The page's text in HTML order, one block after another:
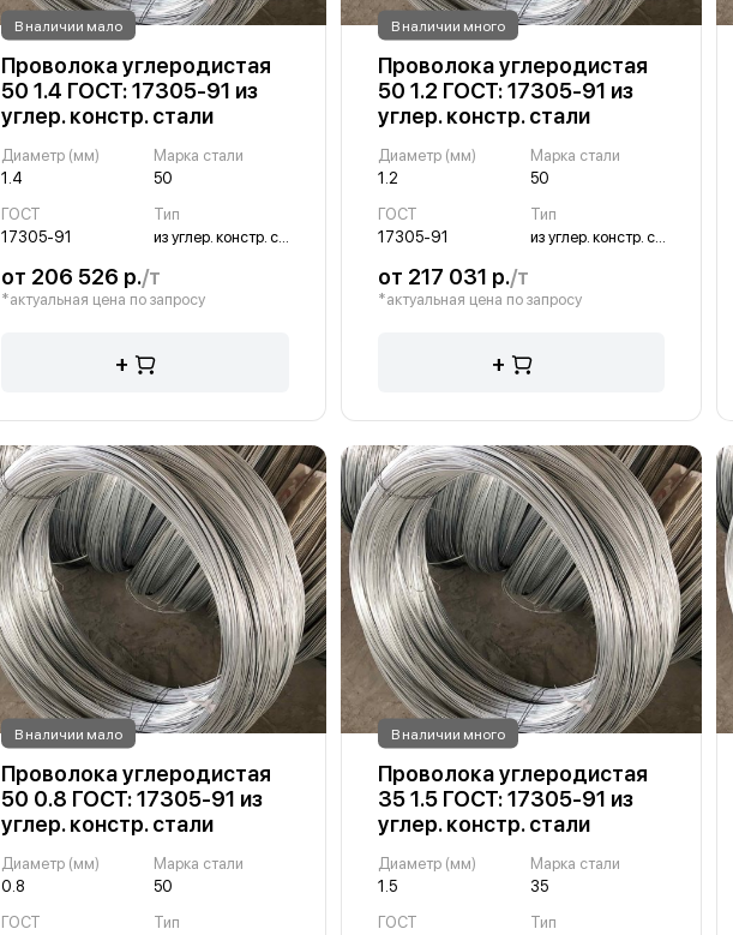
В наличии мало
Проволока углеродистая
50 1.4 ГОСТ: 17305-91 из
углер. констр. стали
Диаметр (мм)
1.4
Марка стали
50
ГОСТ
17305-91
Тип
из углер. констр. стали
от 206 526 р./т
*актуальная цена по запросу
+
В наличии много
Проволока углеродистая
50 1.2 ГОСТ: 17305-91 из
углер. констр. стали
Диаметр (мм)
1.2
Марка стали
50
ГОСТ
17305-91
Тип
из углер. констр. стали
от 217 031 р./т
*актуальная цена по запросу
+
В наличии мало
Проволока углеродистая
50 0.8 ГОСТ: 17305-91 из
углер. констр. стали
Диаметр (мм)
0.8
Марка стали
50
ГОСТ
Тип
В наличии много
Проволока углеродистая
35 1.5 ГОСТ: 17305-91 из
углер. констр. стали
Диаметр (мм)
1.5
Марка стали
35
ГОСТ
Тип